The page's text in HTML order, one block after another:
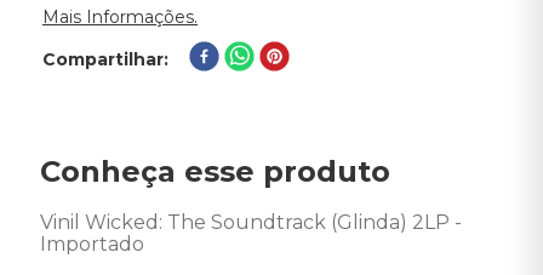
Mais Informações.
Compartilhar
Conheça esse produto
Vinil Wicked: The Soundtrack (Glinda) 2LP -
Importado